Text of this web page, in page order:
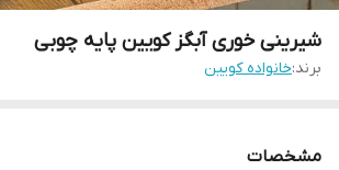
شیرینی خوری آبگز کویین پایه چوبی
برند:خانواده کویین
مشخصات